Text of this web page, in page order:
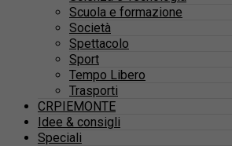
Scuola e formazione
Società
Spettacolo
Sport
Tempo Libero
Trasporti
CRPIEMONTE
Idee & consigli
Speciali